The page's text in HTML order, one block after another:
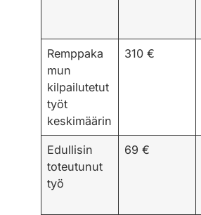
Remppaka
mun
kilpailutetut
työt
keskimäärin
310 €
Edullisin
toteutunut
työ
69 €